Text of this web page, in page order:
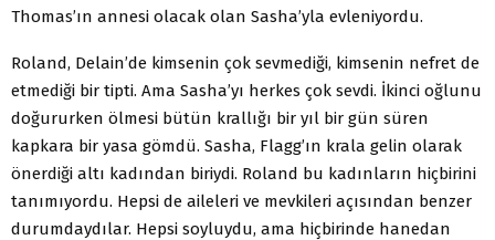
Thomas’ın annesi olacak olan Sasha’yla evleniyordu.
Roland, Delain’de kimsenin çok sevmediği, kimsenin nefret de
etmediği bir tipti. Ama Sasha’yı herkes çok sevdi. İkinci oğlunu
doğururken ölmesi bütün krallığı bir yıl bir gün süren
kapkara bir yasa gömdü. Sasha, Flagg’ın krala gelin olarak
önerdiği altı kadından biriydi. Roland bu kadınların hiçbirini
tanımıyordu. Hepsi de aileleri ve mevkileri açısından benzer
durumdaydılar. Hepsi soyluydu, ama hiçbirinde hanedan